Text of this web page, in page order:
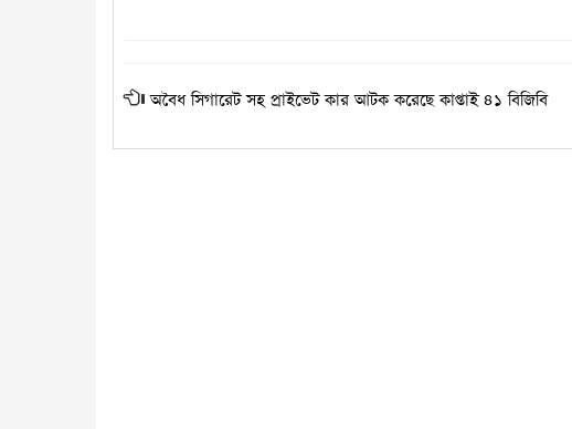
অবৈধ সিগারেট সহ প্রাইভেট কার আটক করেছে কাপ্তাই ৪১ বিজিবি